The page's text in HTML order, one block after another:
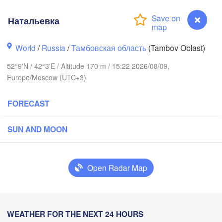
Натальевка
World /Russia /Тамбовская область (Tambov Oblast)
52°9'N / 42°3'E / Altitude 170 m / 15:22 2026/08/09,
Europe/Moscow (UTC+3)
FORECAST
SUN AND MOON
Open Radar Map
WEATHER FOR THE NEXT 24 HOURS
Нижний Новгород
(Nizhny Novgorod)
Владимир
(Vladimir)
Тула
Натальевка